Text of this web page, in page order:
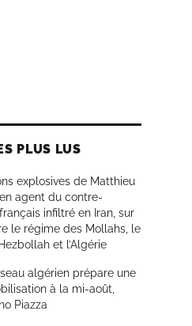
PLUS LUS
explosives de Matthieu
agent du contre-
infiltré en Iran, sur
le régime des Mollahs, le
et l’Algérie
algérien prépare une
à la mi-août,
Piazza